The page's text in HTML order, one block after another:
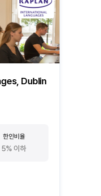
Dublin
한인비율
5% 이하